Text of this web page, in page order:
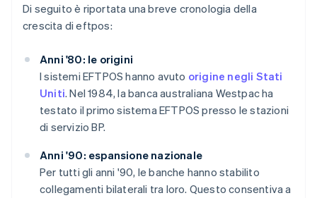
Di seguito è riportata una breve cronologia della
crescita di eftpos:
Anni '80: le origini
I sistemi EFTPOS hanno avuto origine negli Stati
Uniti. Nel 1984, la banca australiana Westpac ha
testato il primo sistema EFTPOS presso le stazioni
di servizio BP.
Anni '90: espansione nazionale
Per tutti gli anni '90, le banche hanno stabilito
collegamenti bilaterali tra loro. Questo consentiva a